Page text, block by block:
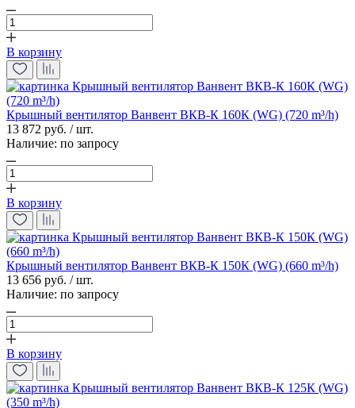
В корзину
Крышный вентилятор Ванвент ВКВ-К 160К (WG) (720 m³/h)
13 872 руб. / шт.
Наличие: по запросу
В корзину
Крышный вентилятор Ванвент ВКВ-К 150К (WG) (660 m³/h)
13 656 руб. / шт.
Наличие: по запросу
В корзину